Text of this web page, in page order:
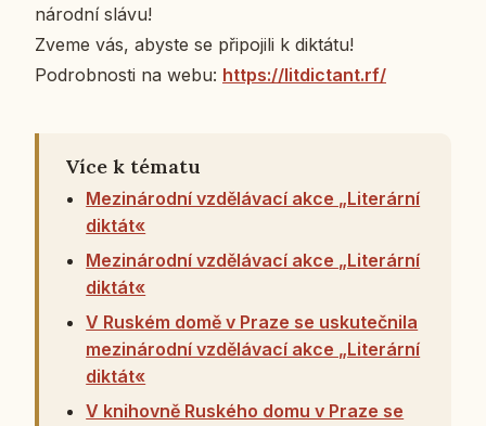
ná­rod­ní slávu!
Zveme vás, abyste se při­po­ji­li k dik­tá­tu!
Po­drob­nos­ti na webu: https://li­t­dictant.rf/
Více k tématu
Mezinárodní vzdělávací akce „Literární
diktát«
Mezinárodní vzdělávací akce „Literární
diktát«
V Ruském domě v Praze se uskutečnila
mezinárodní vzdělávací akce „Literární
diktát«
V knihovně Ruského domu v Praze se